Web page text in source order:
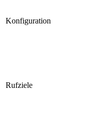
Konfiguration
Rufziele